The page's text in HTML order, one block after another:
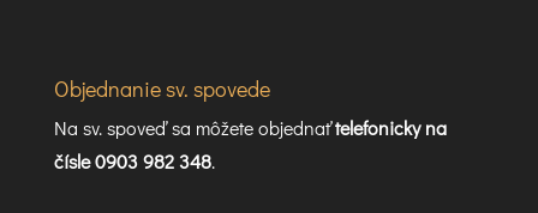
Objednanie sv. spovede
Na sv. spoveď sa môžete objednaťtelefonicky na
čísle 0903 982 348.